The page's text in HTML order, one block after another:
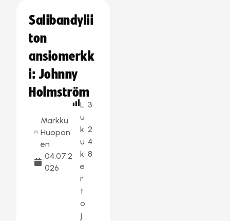
Salibandylii
ton
ansiomerkk
i: Johnny
Holmström
Markku
Huopon
en
04.07.2
026
L
u
k
u
k
e
r
t
o
j
3
2
4
8